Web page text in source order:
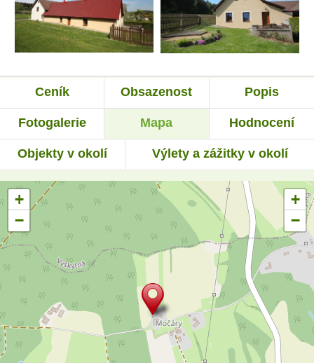
Ceník Obsazenost Popis
Fotogalerie Mapa Hodnocení
Objekty v okolí Výlety a zážitky v okolí
+
−
+
−